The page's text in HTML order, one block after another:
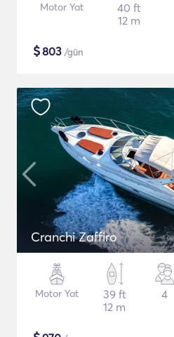
Motor Yat
40 ft
12 m
$803 /gün
Cranchi Zaffiro
Motor Yat
39 ft
12 m
4